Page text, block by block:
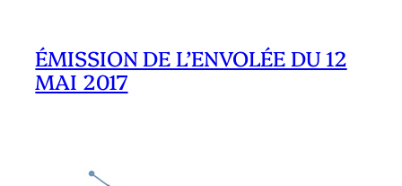
ÉMISSION DE L’ENVOLÉE DU 12
MAI 2017